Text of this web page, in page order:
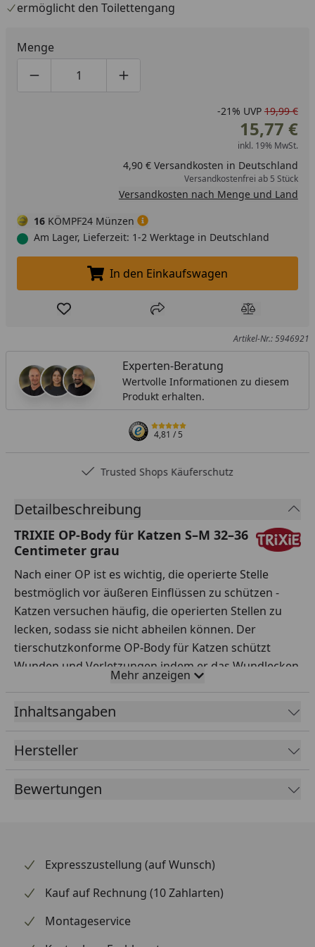
ermöglicht den Toilettengang
Menge
Produktmenge um eins verringern
Produktmenge manuell eingeben
Produktmenge um eins erhöhen
-21% UVP 19,99 €
15,77 €
inkl. 19% MwSt.
4,90 € Versandkosten in Deutschland
Versandkostenfrei ab 5 Stück
Versandkosten nach Menge und Land
16 KÖMPF24 Münzen
Am Lager, Lieferzeit: 1-2 Werktage in Deutschland
In den Einkaufswagen legen
In den Einkaufswagen
Produkt zur Wunschliste hinzufügen
Teilen Produkt
Artikel-Nr.: 5946921
Experten-Beratung
Wertvolle Informationen zu diesem
Produkt erhalten.
4,81/ 5
Trusted Shops Käuferschutz
Detailbeschreibung
TRIXIE OP-Body für Katzen S–M 32–36
Centimeter grau
Nach einer OP ist es wichtig, die operierte Stelle
bestmöglich vor äußeren Einflüssen zu schützen -
Katzen versuchen häufig, die operierten Stellen zu
lecken, sodass sie nicht abheilen können. Der
tierschutzkonforme OP-Body für Katzen schützt
Wunden und Verletzungen indem er das Wundlecken
verhindert. Die Mischung aus Elasthan und
Baumwolle sorgt für einen angenehmen
Tragekomfort. Der OP-Body ist außerdem durch eine
individuell anpassbar und ermöglicht deiner Katze
Mehr anzeigen
Inhaltsangaben
Hersteller
Bewertungen
Expresszustellung (auf Wunsch)
Kauf auf Rechnung (10 Zahlarten)
Montageservice